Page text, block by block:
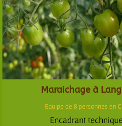
Maraichage à
Equipe de 8 personnes en
Encadrant